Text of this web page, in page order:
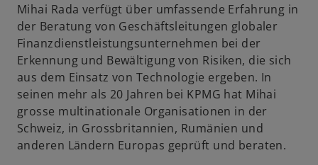
d
i
n
e
i
n
e
r
n
Mihai Rada verfügt über umfassende Erfahrung in
der Beratung von Geschäftsleitungen globaler
Finanzdienstleistungsunternehmen bei der
Erkennung und Bewältigung von Risiken, die sich
aus dem Einsatz von Technologie ergeben. In
seinen mehr als 20 Jahren bei KPMG hat Mihai
grosse multinationale Organisationen in der
Schweiz, in Grossbritannien, Rumänien und
anderen Ländern Europas geprüft und beraten.